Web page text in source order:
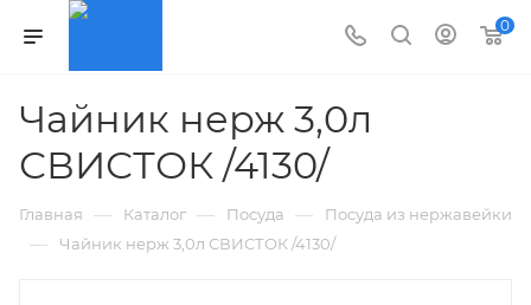
0
Чайник нерж 3,0л
СВИСТОК /4130/
Главная — Каталог — Посуда — Посуда из нержавейки
— Чайник нерж 3,0л СВИСТОК /4130/